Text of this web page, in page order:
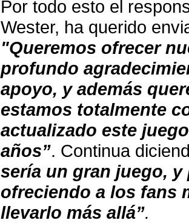
Por todo esto el
Wester, ha querido
"Queremos ofrecer
profundo
apoyo, y además
estamos totalmente
actualizado este
años”. Continua
sería un gran juego,
ofreciendo a los fans
llevarlo más allá”.